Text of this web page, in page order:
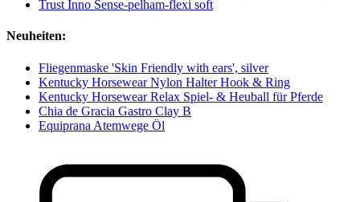
Trust Inno Sense-pelham-flexi soft
Neuheiten:
Fliegenmaske 'Skin Friendly with ears', silver
Kentucky Horsewear Nylon Halter Hook & Ring
Kentucky Horsewear Relax Spiel- & Heuball für Pferde
Chia de Gracia Gastro Clay B
Equiprana Atemwege Öl